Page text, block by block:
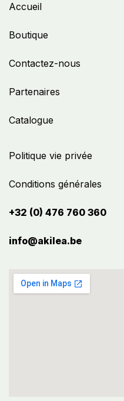
Politique vie privée
Conditions générales
+32 (0) 476 760 360
info@akilea.be​
Accueil
Boutique
Contactez-nous
Partenaires
Catalogue